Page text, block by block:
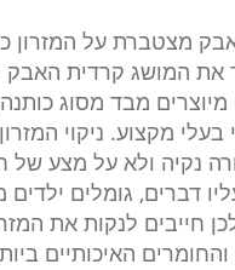
מצטברת על המזרון
את המושג קרדית האבק
מיוצרים מבד מסוג
בעלי מקצוע. ניקוי
נקיה ולא על מצע של
דברים, גומלים ילדים
חייבים לנקות את
האיכותיים